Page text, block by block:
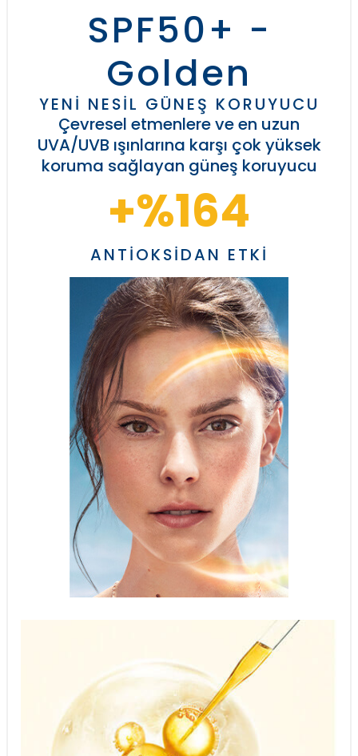
SPF50+ -
Golden
YENİ NESİL GÜNEŞ KORUYUCU
Çevresel etmenlere ve en uzun
UVA/UVB ışınlarına karşı çok yüksek
koruma sağlayan güneş koruyucu
+%164
ANTİOKSİDAN ETKİ